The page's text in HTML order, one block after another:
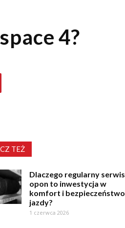
4?
TEŻ
Dlaczego regularny serwis
opon to inwestycja w
komfort i bezpieczeństwo
jazdy?
1 czerwca 2026